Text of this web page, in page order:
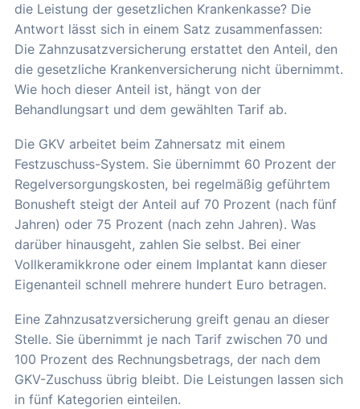
die Leistung der gesetzlichen Krankenkasse? Die
Antwort lässt sich in einem Satz zusammenfassen:
Die Zahnzusatzversicherung erstattet den Anteil, den
die gesetzliche Krankenversicherung nicht übernimmt.
Wie hoch dieser Anteil ist, hängt von der
Behandlungsart und dem gewählten Tarif ab.
Die GKV arbeitet beim Zahnersatz mit einem
Festzuschuss-System. Sie übernimmt 60 Prozent der
Regelversorgungskosten, bei regelmäßig geführtem
Bonusheft steigt der Anteil auf 70 Prozent (nach fünf
Jahren) oder 75 Prozent (nach zehn Jahren). Was
darüber hinausgeht, zahlen Sie selbst. Bei einer
Vollkeramikkrone oder einem Implantat kann dieser
Eigenanteil schnell mehrere hundert Euro betragen.
Eine Zahnzusatzversicherung greift genau an dieser
Stelle. Sie übernimmt je nach Tarif zwischen 70 und
100 Prozent des Rechnungsbetrags, der nach dem
GKV-Zuschuss übrig bleibt. Die Leistungen lassen sich
in fünf Kategorien einteilen.